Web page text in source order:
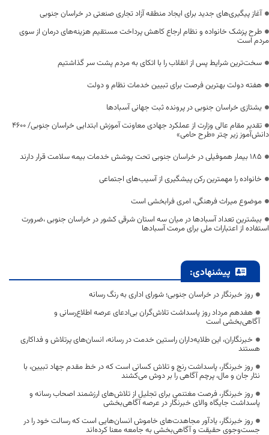
آغاز پیگیری‌های جدید برای ایجاد منطقه آزاد تجاری صنعتی در خراسان جنوبی
طرح پزشک خانواده و نظام ارجاع کاهش پرداخت مستقیم هزینه‌های درمان از سوی
مردم است
سخت‌ترین شرایط پس از انقلاب را با اتکای به مردم پشت سر گذاشتیم
هفته دولت بهترین فرصت برای تبیین خدمات نظام و دولت
یشتازی خراسان جنوبی در پرونده ثبت جهانی آسبادها
تقدیر مقام عالی وزارت از عملکرد جهادی معاونت آموزش ابتدایی خراسان جنوبی/ ۴۶۰۰
دانش‌آموز زیر چتر «طرح حامی»
۱۸۵ بیمار هموفیلی در خراسان جنوبی تحت پوشش خدمات بیمه سلامت قرار دارند
خانواده را مهمترین رکن پیشگیری از آسیب‌های اجتماعی
موضوع میراث فرهنگی، امری فرابخشی است
بیشترین تعداد آسبادها در میان سه استان شرقی کشور در خراسان جنوبی ،ضرورت
استفاده از اعتبارات ملی برای مرمت آسبادها
پیشنهادی:
روز خبرنگار در خراسان جنوبی؛ شورای اداری به رنگ رسانه
هفدهم مرداد روز پاسداشت تلاش‌گران بی‌ادعای عرصه اطلاع‌رسانی و
آگاهی‌بخشی است
خبرنگاران، این طلایه‌داران راستین خدمت در رسانه، انسان‌های پرتلاش و فداکاری
هستند
روز خبرنگار، پاسداشت رنج و تلاش کسانی است که در خط مقدم جهاد تبیین، با
نثار جان و مال، پرچم آگاهی را بر دوش می‌کشند
روز خبرنگار، فرصت مغتنمی برای تجلیل از تلاش‌های ارزشمند اصحاب رسانه و
پاسداشت جایگاه والای خبرنگار در عرصه آگاهی‌بخشی
روز خبرنگار، یادآور مجاهدت‌های خاموش انسان‌هایی است که رسالت خود را در
جست‌وجوی حقیقت و آگاهی‌بخشی به جامعه معنا کرده‌اند